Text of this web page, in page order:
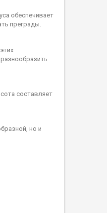
обеспечивает
преграды.
составляет
но и